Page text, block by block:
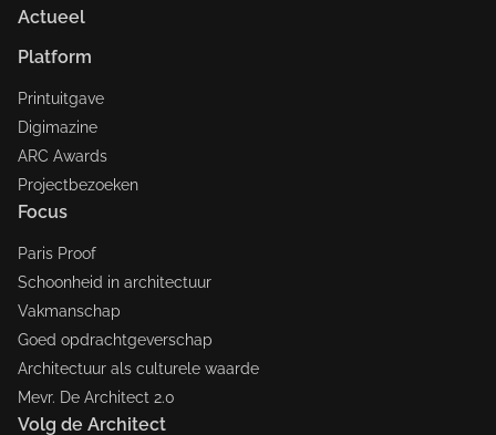
Actueel
Platform
Printuitgave
Digimazine
ARC Awards
Projectbezoeken
Focus
Paris Proof
Schoonheid in architectuur
Vakmanschap
Goed opdrachtgeverschap
Architectuur als culturele waarde
Mevr. De Architect 2.0
Volg de Architect